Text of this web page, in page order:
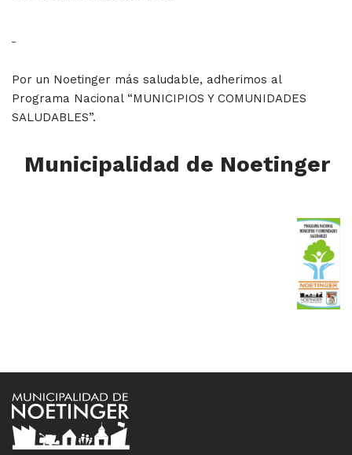
Por un Noetinger más saludable, adherimos al
Programa Nacional “MUNICIPIOS Y COMUNIDADES
SALUDABLES”.
Municipalidad de Noetinger